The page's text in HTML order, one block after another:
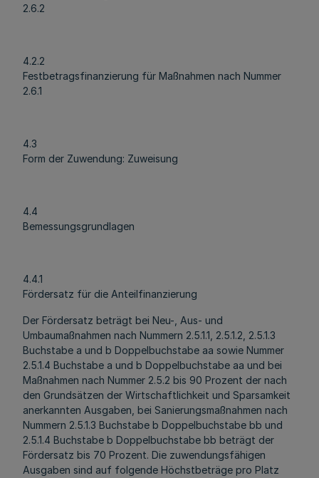
2.6.2
4.2.2
Festbetragsfinanzierung für Maßnahmen nach Nummer
2.6.1
4.3
Form der Zuwendung: Zuweisung
4.4
Bemessungsgrundlagen
4.4.1
Fördersatz für die Anteilfinanzierung
Der Fördersatz beträgt bei Neu-, Aus- und
Umbaumaßnahmen nach Nummern 2.5.1.1, 2.5.1.2, 2.5.1.3
Buchstabe a und b Doppelbuchstabe aa sowie Nummer
2.5.1.4 Buchstabe a und b Doppelbuchstabe aa und bei
Maßnahmen nach Nummer 2.5.2 bis 90 Prozent der nach
den Grundsätzen der Wirtschaftlichkeit und Sparsamkeit
anerkannten Ausgaben, bei Sanierungsmaßnahmen nach
Nummern 2.5.1.3 Buchstabe b Doppelbuchstabe bb und
2.5.1.4 Buchstabe b Doppelbuchstabe bb beträgt der
Fördersatz bis 70 Prozent. Die zuwendungsfähigen
Ausgaben sind auf folgende Höchstbeträge pro Platz